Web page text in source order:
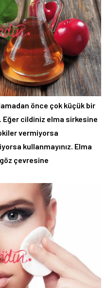
önce çok küçük bir
Eğer cildiniz elma sirkesine
vermiyorsa
kullanmayınız. Elma
çevresine